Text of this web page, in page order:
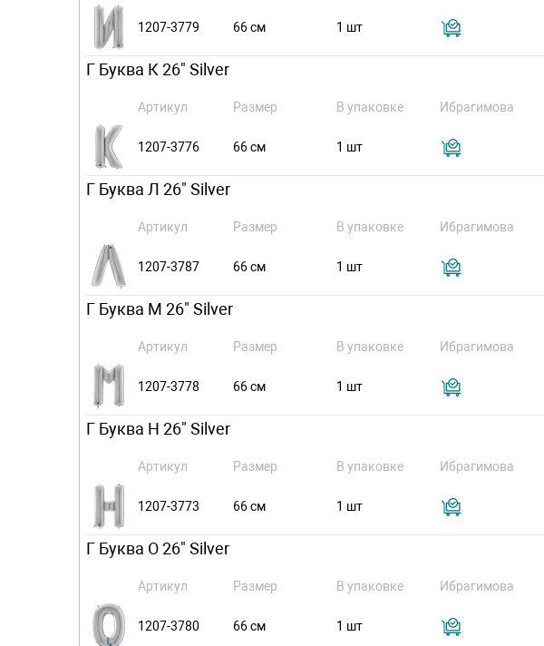
1207-3779 66 см 1 шт
Г Буква К 26" Silver
Артикул Размер В упаковке Ибрагимова
1207-3776 66 см 1 шт
Г Буква Л 26" Silver
Артикул Размер В упаковке Ибрагимова
1207-3787 66 см 1 шт
Г Буква М 26" Silver
Артикул Размер В упаковке Ибрагимова
1207-3778 66 см 1 шт
Г Буква Н 26" Silver
Артикул Размер В упаковке Ибрагимова
1207-3773 66 см 1 шт
Г Буква О 26" Silver
Артикул Размер В упаковке Ибрагимова
1207-3780 66 см 1 шт